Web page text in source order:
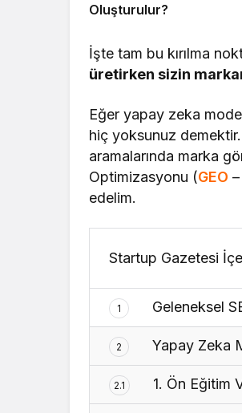
Oluşturulur?
İşte tam bu kırılma
üretirken sizin
Eğer yapay zeka
hiç yoksunuz
aramalarında marka
Optimizasyonu (GEO
edelim.
Startup Gazetesi
1 Geleneksel
2 Yapay Zeka
2.1 1. Ön Eğitim